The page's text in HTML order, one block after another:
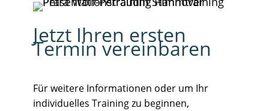
Jetzt Ihren ersten
Termin vereinbaren
Für weitere Informationen oder um Ihr
individuelles Training zu beginnen,